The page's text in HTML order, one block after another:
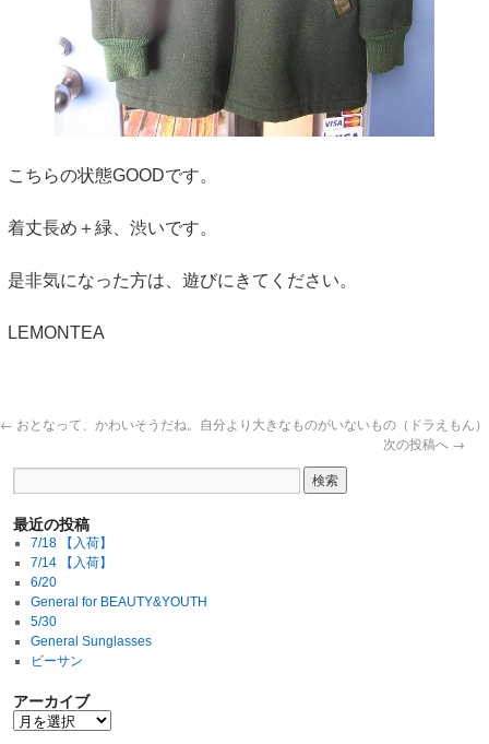
こちらの状態GOODです。
着丈長め＋緑、渋いです。
是非気になった方は、遊びにきてください。
LEMONTEA
← おとなって、かわいそうだね。自分より大きなものがいないもの（ドラえもん）
次の投稿へ →
最近の投稿
7/18 【入荷】
7/14 【入荷】
6/20
General for BEAUTY&YOUTH
5/30
General Sunglasses
ビーサン
アーカイブ